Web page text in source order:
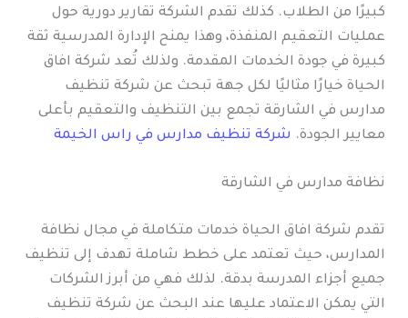
كبيرًا من الطلاب. كذلك تقدم الشركة تقارير دورية حول
عمليات التعقيم المنفذة، وهذا يمنح الإدارة المدرسية ثقة
كبيرة في جودة الخدمات المقدمة. ولذلك تُعد شركة افاق
الحياة خيارًا مثاليًا لكل جهة تبحث عن شركة تنظيف
مدارس في الشارقة تجمع بين التنظيف والتعقيم بأعلى
معايير الجودة. شركة تنظيف مدارس في راس الخيمة
نظافة مدارس في الشارقة
تقدم شركة افاق الحياة خدمات متكاملة في مجال نظافة
المدارس، حيث تعتمد على خطط شاملة تهدف إلى تنظيف
جميع أجزاء المدرسة بدقة. لذلك فهي من أبرز الشركات
التي يمكن الاعتماد عليها عند البحث عن شركة تنظيف